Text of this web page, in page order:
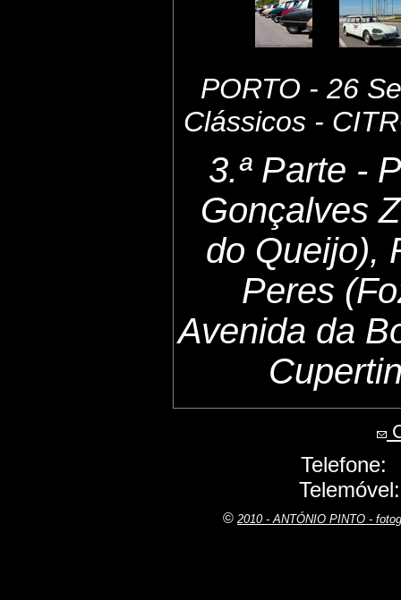
PORTO - 26
Clássicos -
3.ª Parte -
Gonçalves
do Queijo),
Peres
Avenida da
Telefone:
© 2010 - ANTÓNIO PINTO -